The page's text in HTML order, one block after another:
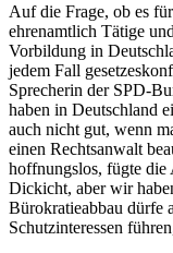
Auf die Frage, ob es
ehrenamtlich Tätige
Vorbildung in
jedem Fall
Sprecherin der SPD-
haben in Deutschland
auch nicht gut, wenn
einen Rechtsanwalt
hoffnungslos, fügte die
Dickicht, aber wir
Bürokratieabbau dürfe
Schutzinteressen